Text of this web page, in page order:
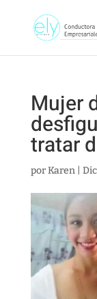
Mujer
tratar
porKaren|